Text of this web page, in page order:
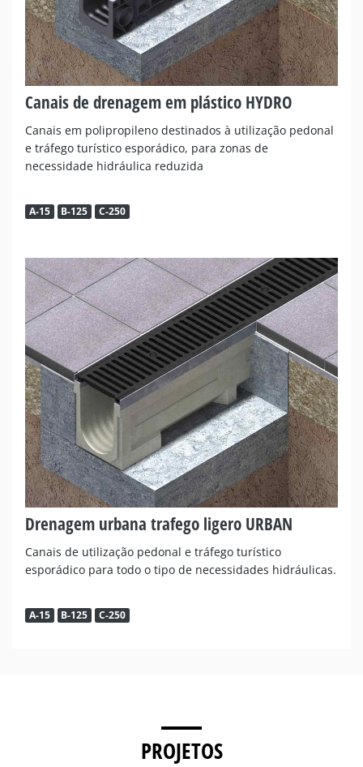
Canais de drenagem em plástico HYDRO
Canais em polipropileno destinados à utilização pedonal
e tráfego turístico esporádico, para zonas de
necessidade hidráulica reduzida
A-15 B-125 C-250
Drenagem urbana trafego ligero URBAN
Canais de utilização pedonal e tráfego turístico
esporádico para todo o tipo de necessidades hidráulicas.
A-15 B-125 C-250
PROJETOS